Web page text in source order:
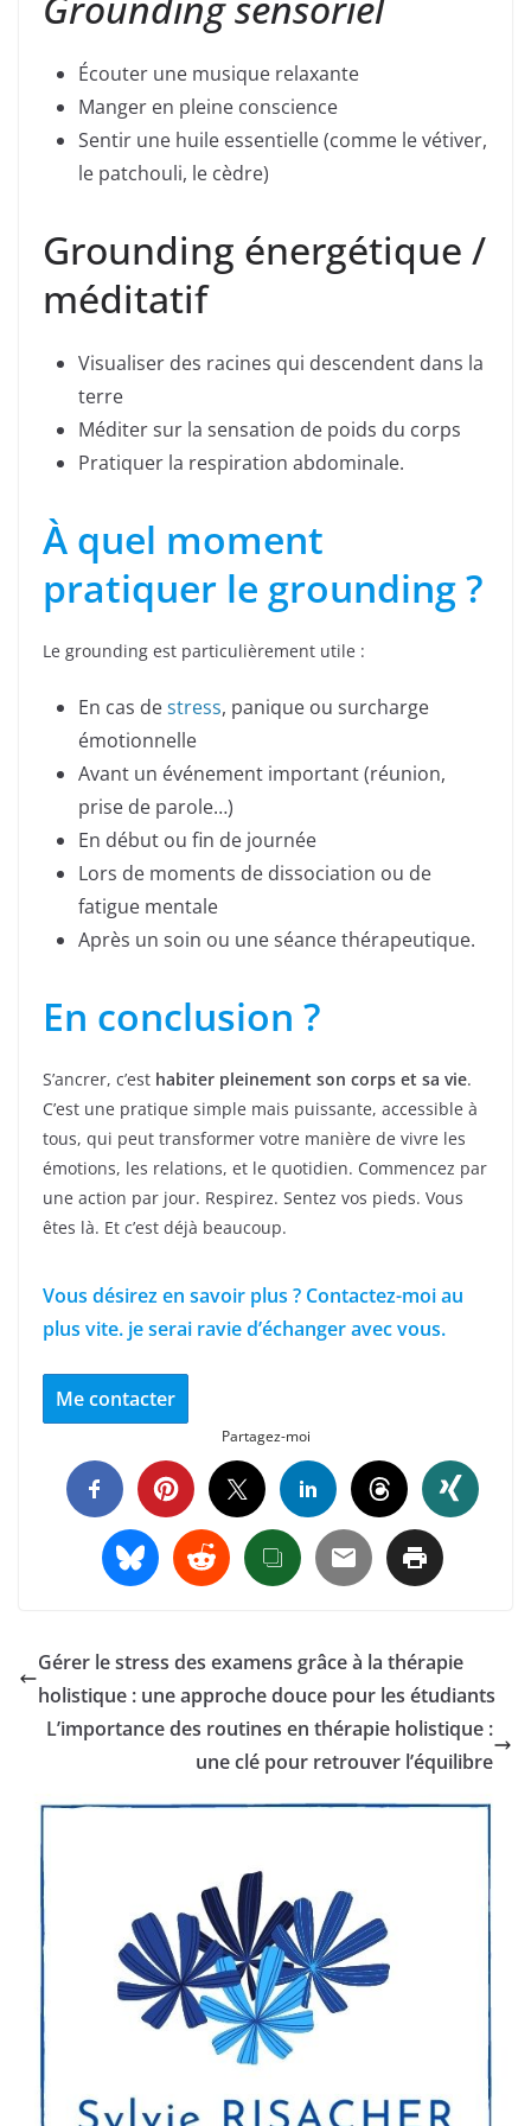
Écouter une musique relaxante
Manger en pleine conscience
Sentir une huile essentielle (comme le vétiver,
le patchouli, le cèdre)
Grounding énergétique /
méditatif
Visualiser des racines qui descendent dans la
terre
Méditer sur la sensation de poids du corps
Pratiquer la respiration abdominale.
À quel moment
pratiquer le grounding ?
Le grounding est particulièrement utile :
En cas destress, panique ou surcharge
émotionnelle
Avant un événement important (réunion,
prise de parole…)
En début ou fin de journée
Lors de moments de dissociation ou de
fatigue mentale
Après un soin ou une séance thérapeutique.
En conclusion ?
S’ancrer, c’est habiter pleinement son corps et sa vie.
C’est une pratique simple mais puissante, accessible à
tous, qui peut transformer votre manière de vivre les
émotions, les relations, et le quotidien. Commencez par
une action par jour. Respirez. Sentez vos pieds. Vous
êtes là. Et c’est déjà beaucoup.
Vous désirez en savoir plus ? Contactez-moi au
plus vite. je serai ravie d’échanger avec vous.
Me contacter
Partagez-moi
Gérer le stress des examens grâce à la thérapie
holistique : une approche douce pour les étudiants
L’importance des routines en thérapie holistique :
une clé pour retrouver l’équilibre